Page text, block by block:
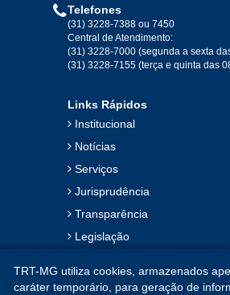
Telefones
(31) 3228-7388 ou 7450
Central de Atendimento:
(31) 3228-7000 (segunda a sexta
(31) 3228-7155 (terça e quinta das
Links Rápidos
Institucional
Notícias
Serviços
Jurisprudência
Transparência
Legislação
Contato
TRT-MG utiliza cookies, armazenados
caráter temporário, para geração de